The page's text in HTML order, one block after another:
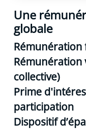
Une
globale
Rémunération
Rémunération
collective)
Prime
participation
Dispositif